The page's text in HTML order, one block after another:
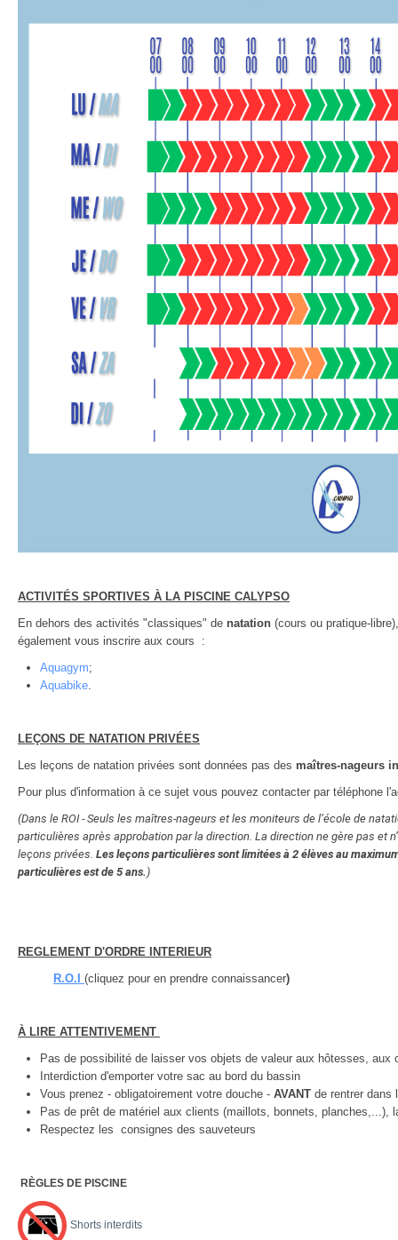
ACTIVITÉS SPORTIVES À LA PISCINE CALYPSO
En dehors des activités "classiques" de natation (cours ou pratique-
également vous inscrire aux cours :
Aquagym;
Aquabike.
LEÇONS DE NATATION PRIVÉES
Les leçons de natation privées sont données pas des maîtres-nageurs
Pour plus d'information à ce sujet vous pouvez contacter par téléphone
(Dans le ROI - Seuls les maîtres-nageurs et les moniteurs de l’école de
particulières après approbation par la direction. La direction ne gère pas et
leçons privées. Les leçons particulières sont limitées à 2 élèves au
particulières est de 5 ans.)
REGLEMENT D'ORDRE INTERIEUR
R.O.I (cliquez pour en prendre connaissancer)
À LIRE ATTENTIVEMENT
Pas de possibilité de laisser vos objets de valeur aux hôtesses, aux
Interdiction d'emporter votre sac au bord du bassin
Vous prenez - obligatoirement votre douche - AVANT de rentrer
Pas de prêt de matériel aux clients (maillots, bonnets,
Respectez les consignes des sauveteurs
RÈGLES DE PISCINE
Shorts interdits